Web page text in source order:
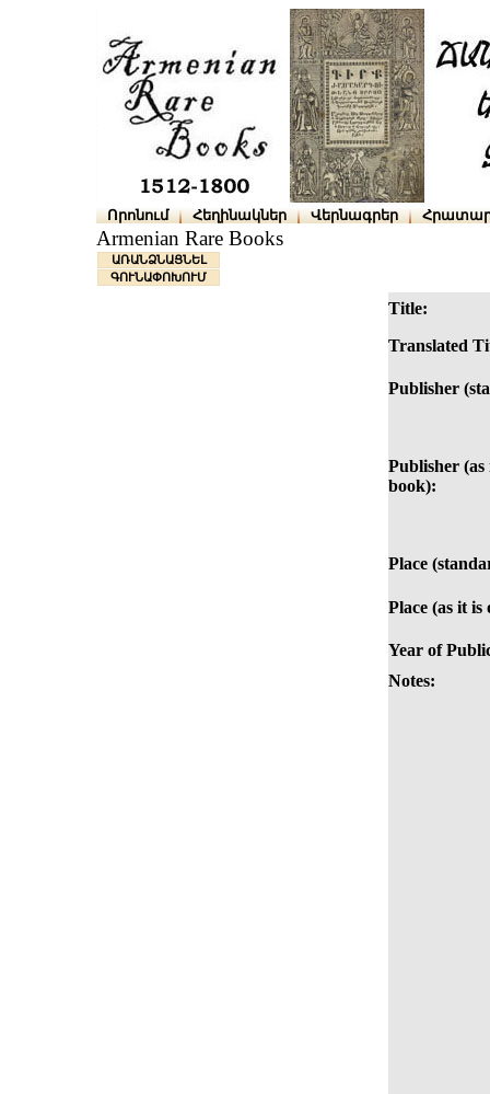
Որոնում Հեղինակներ Վերնագրեր
Armenian Rare Books
ԱՌԱՆՁՆԱՑՆԵԼ
ԳՈՒՆԱՓՈԽՈՒՄ
Title:
Translated
Publisher
Publisher (as
book):
Place
Place (as it is
Year of
Notes: